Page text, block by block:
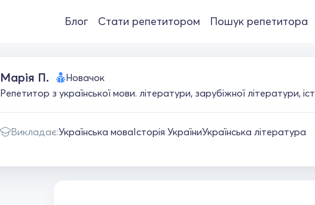
Блог Стати репетитором Пошук репетитора
Марія П.
Новачок
Репетитор з української мови. літератури, зарубіжної літератури,
Викладає:Українська моваІсторія УкраїниУкраїнська література